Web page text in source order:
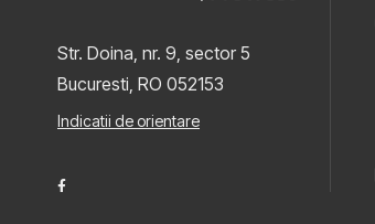
Str. Doina, nr. 9, sector 5
Bucuresti, RO 052153
Indicatii de orientare